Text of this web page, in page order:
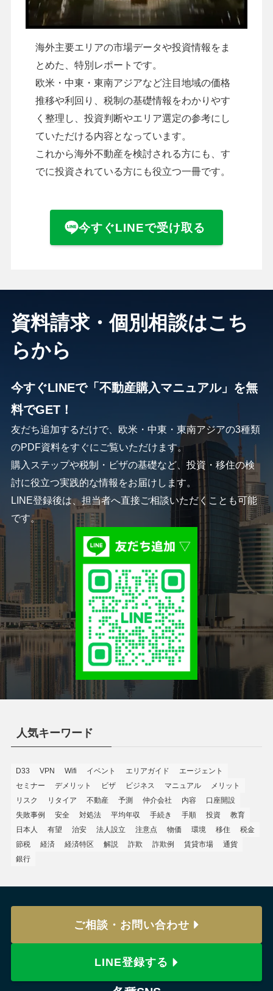
海外主要エリアの市場データや投資情報をま
とめた、特別レポートです。
欧米・中東・東南アジアなど注目地域の価格
推移や利回り、税制の基礎情報をわかりやす
く整理し、投資判断やエリア選定の参考にし
ていただける内容となっています。
これから海外不動産を検討される方にも、す
でに投資されている方にも役立つ一冊です。
今すぐLINEで受け取る
資料請求・個別相談はこち
らから
今すぐLINEで「不動産購入マニュアル」を無
料でGET！
友だち追加するだけで、欧米・中東・東南アジアの3種類
のPDF資料をすぐにご覧いただけます。
購入ステップや税制・ビザの基礎など、投資・移住の検
討に役立つ実践的な情報をお届けします。
LINE登録後は、担当者へ直接ご相談いただくことも可能
です。
人気キーワード
D33 VPN Wifi イベント エリアガイド
エージェント
セミナー
デメリット ビザ ビジネス マニュアル
メリット
リスク
リタイア 不動産 予測 仲介会社 内容
口座開設
失敗事例
安全 対処法 平均年収 手続き 手順 投資
教育
日本人
有望 治安 法人設立 注意点 物価 環境 移住
税金
節税
経済 経済特区 解説 詐欺 詐欺例 賃貸市場
通貨
銀行
ご相談・お問い合わせ
LINE登録する